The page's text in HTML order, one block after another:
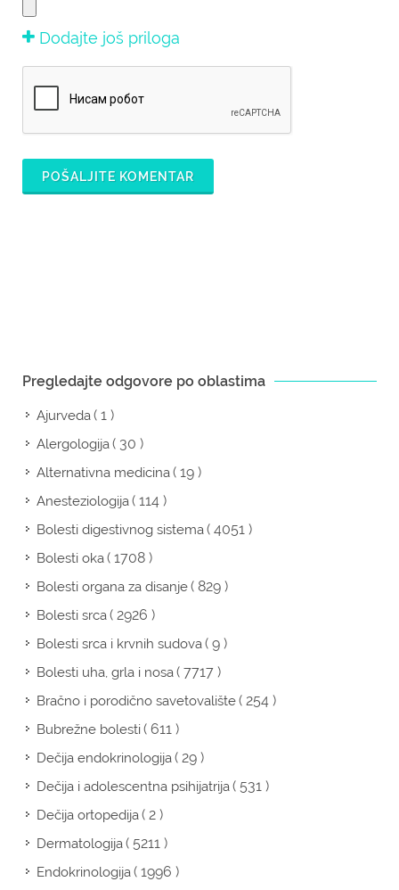
Dodajte još priloga
POŠALJITE KOMENTAR
Pregledajte odgovore po oblastima
Ajurveda( 1 )
Alergologija( 30 )
Alternativna medicina( 19 )
Anesteziologija( 114 )
Bolesti digestivnog sistema( 4051 )
Bolesti oka( 1708 )
Bolesti organa za disanje( 829 )
Bolesti srca( 2926 )
Bolesti srca i krvnih sudova( 9 )
Bolesti uha, grla i nosa( 7717 )
Bračno i porodično savetovalište( 254 )
Bubrežne bolesti( 611 )
Dečija endokrinologija( 29 )
Dečija i adolescentna psihijatrija( 531 )
Dečija ortopedija( 2 )
Dermatologija( 5211 )
Endokrinologija( 1996 )